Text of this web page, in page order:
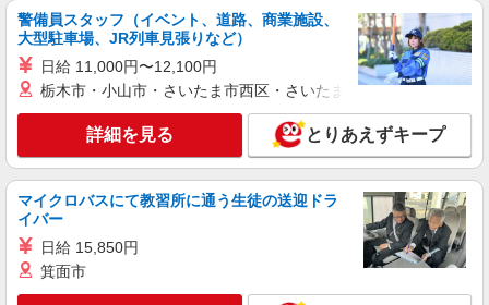
は除く） ◎賞与：基本給2.08ヶ月分/年支給 ◎残
業時は別途時間外手当支給（超過1分〜）
正社員
SOMPOケア ラヴィーレ高島平/5004aa1
介護スタッフ
【実務者研修】 月給：269,500円 年収例：364
万円〜 【初任者研修・無資格】 月給：259,800円
年収例：351万円〜 ※職務手当、（東京都）居住
支援特別手当、日祝手当（月平均2回分）、夜勤手
当を含みます。 ※居住支援特別手当は勤続5年目
までの方はさらに1万円支給（再入社は除く） ◎
賞与：基本給2.08ヶ月分/年支給 ◎残業時は別途時
東京都板橋区坂下3-5-2
キープ 詳細を見る
正社員
そんぽの家 板橋三園/1009aa1
警備員スタッフ（イベント、道路、商業施設、
大型駐車場、JR列車見張りなど）
日給 11,000円〜12,100円
栃木市・小山市・さいたま市西区・さいたま市岩槻区・久喜市・
詳細を見る とりあえずキープ
マイクロバスにて教習所に通う生徒の送迎ドラ
イバー
日給 15,850円
箕面市